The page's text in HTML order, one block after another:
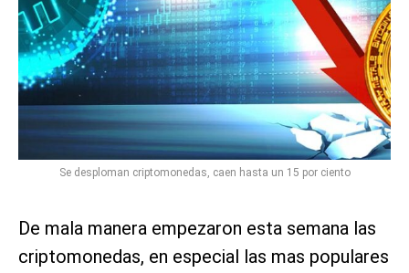
Se desploman criptomonedas, caen hasta un 15 por ciento
De mala manera empezaron esta semana las
criptomonedas, en especial las mas populares